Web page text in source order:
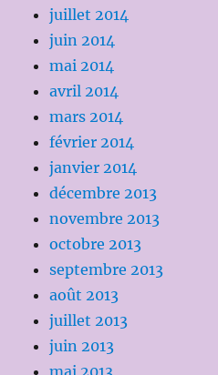
juillet 2014
juin 2014
mai 2014
avril 2014
mars 2014
février 2014
janvier 2014
décembre 2013
novembre 2013
octobre 2013
septembre 2013
août 2013
juillet 2013
juin 2013